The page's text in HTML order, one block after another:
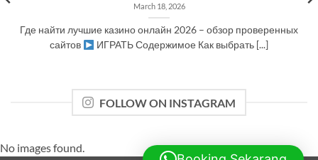
March 18, 2026
Где найти лучшие казино онлайн 2026 – обзор проверенных
сайтов
ИГРАТЬ Содержимое Как выбрать [...]
FOLLOW ON INSTAGRAM
No images found.